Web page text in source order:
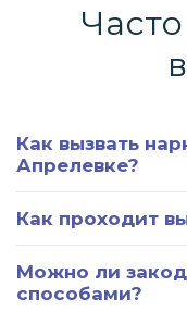
Как вызвать
Апрелевке?
Как проходит
Можно ли
способами?